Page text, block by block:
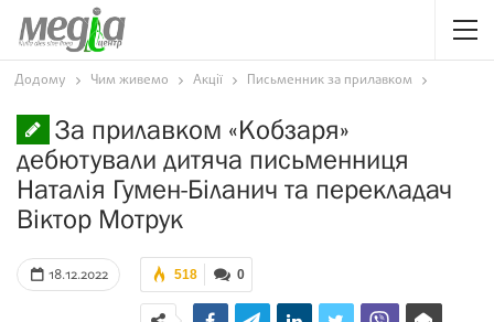
Додому Чим живемо Акції Письменник за прилавком
За прилавком «Кобзаря»
дебютували дитяча письменниця
Наталія Гумен-Біланич та перекладач
Віктор Мотрук
18.12.2022 0
518